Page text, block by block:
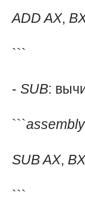
ADDAX,
```
- SUB:
```assembly
SUBAX,
```